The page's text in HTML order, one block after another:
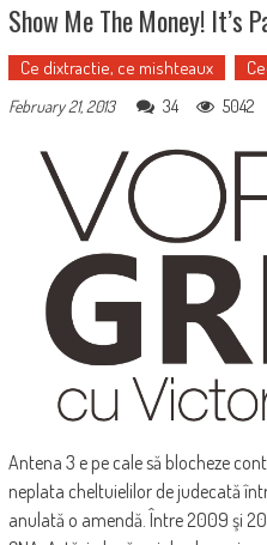
Show Me The Money! It’s
Ce dixtractie, ce mishteaux
February 21, 2013
34 5042
Antena 3 e pe cale să blocheze
neplata cheltuielilor de judecată
anulată o amendă. Între 2009 şi